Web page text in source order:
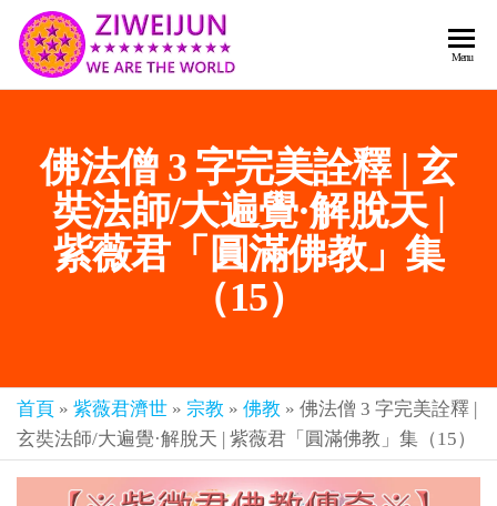
紫薇
《推
背
圖》
預
言-
君寰
宇傳
奇官
網
世
主
樂
章-
人
人
都
亞-
個
個
是
Menu
佛法僧 3 字完美詮釋 | 玄
奘法師/大遍覺·解脫天 |
紫薇君「圓滿佛教」集
（15）
首頁 » 紫薇君濟世 » 宗教 » 佛教 » 佛法僧 3 字完美詮釋 |
玄奘法師/大遍覺·解脫天 | 紫薇君「圓滿佛教」集（15）